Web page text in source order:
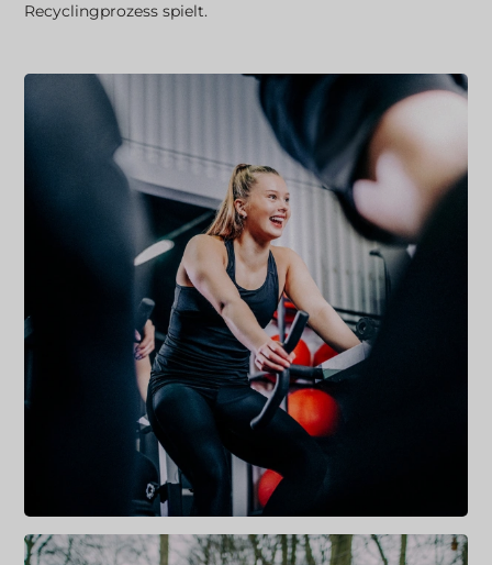
Recyclingprozess spielt.